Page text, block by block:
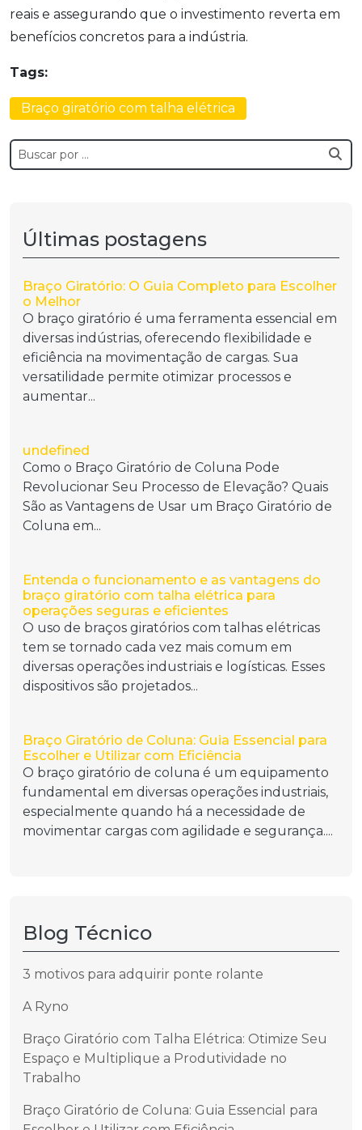
reais e assegurando que o investimento reverta em
benefícios concretos para a indústria.
Tags:
Braço giratório com talha elétrica
Últimas postagens
Braço Giratório: O Guia Completo para Escolher
o Melhor
O braço giratório é uma ferramenta essencial em
diversas indústrias, oferecendo flexibilidade e
eficiência na movimentação de cargas. Sua
versatilidade permite otimizar processos e
aumentar...
undefined
Como o Braço Giratório de Coluna Pode
Revolucionar Seu Processo de Elevação? Quais
São as Vantagens de Usar um Braço Giratório de
Coluna em...
Entenda o funcionamento e as vantagens do
braço giratório com talha elétrica para
operações seguras e eficientes
O uso de braços giratórios com talhas elétricas
tem se tornado cada vez mais comum em
diversas operações industriais e logísticas. Esses
dispositivos são projetados...
Braço Giratório de Coluna: Guia Essencial para
Escolher e Utilizar com Eficiência
O braço giratório de coluna é um equipamento
fundamental em diversas operações industriais,
especialmente quando há a necessidade de
movimentar cargas com agilidade e segurança....
Blog Técnico
3 motivos para adquirir ponte rolante
A Ryno
Braço Giratório com Talha Elétrica: Otimize Seu
Espaço e Multiplique a Produtividade no
Trabalho
Braço Giratório de Coluna: Guia Essencial para